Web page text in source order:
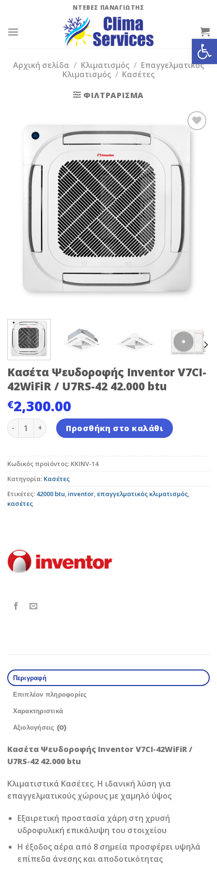
content
ΝΤΕΒΕΣ ΠΑΝΑΓΙΩΤΗΣ
Αρχική σελίδα / Κλιματισμός / Επαγγελματικός
Κλιματισμός / Κασέτες
ΦΙΛΤΡΆΡΙΣΜΑ
Add to
Wishlist
Κασέτα Ψευδοροφής Inventor V7CI-
42WiFiR / U7RS-42 42.000 btu
€2,300.00
Κασέτα Ψευδοροφής Inventor V7CI-42WiFiR / U7RS-42
Προσθήκη στο καλάθι
Κωδικός προϊόντος: KKINV-14
Κατηγορία: Κασέτες
Ετικέτες: 42000 btu, inventor, επαγγελματικός κλιματισμός,
κασέτες
Περιγραφή
Επιπλέον πληροφορίες
Χαρακτηριστικά
Αξιολογήσεις (0)
Κασέτα Ψευδοροφής Inventor V7CI-42WiFiR /
U7RS-42 42.000 btu
Κλιματιστικά Κασέτες. Η ιδανική λύση για
επαγγελματικούς χώρους με χαμηλό ύψος
Εξαιρετική προστασία χάρη στη χρυσή
υδροφυλική επικάλυψη του στοιχείου
Η έξοδος αέρα από 8 σημεία προσφέρει υψηλά
επίπεδα άνεσης και αποδοτικότητας